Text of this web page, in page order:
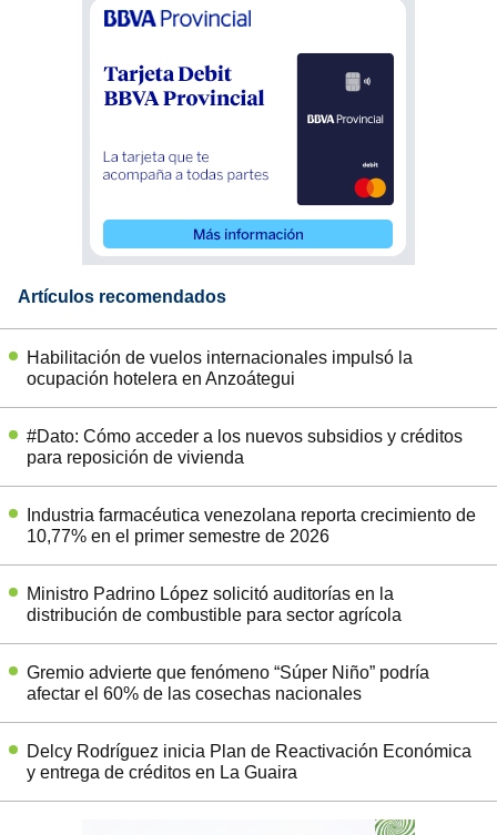
Artículos recomendados
Habilitación de vuelos internacionales impulsó la
ocupación hotelera en Anzoátegui
#Dato: Cómo acceder a los nuevos subsidios y créditos
para reposición de vivienda
Industria farmacéutica venezolana reporta crecimiento de
10,77% en el primer semestre de 2026
Ministro Padrino López solicitó auditorías en la
distribución de combustible para sector agrícola
Gremio advierte que fenómeno “Súper Niño” podría
afectar el 60% de las cosechas nacionales
Delcy Rodríguez inicia Plan de Reactivación Económica
y entrega de créditos en La Guaira